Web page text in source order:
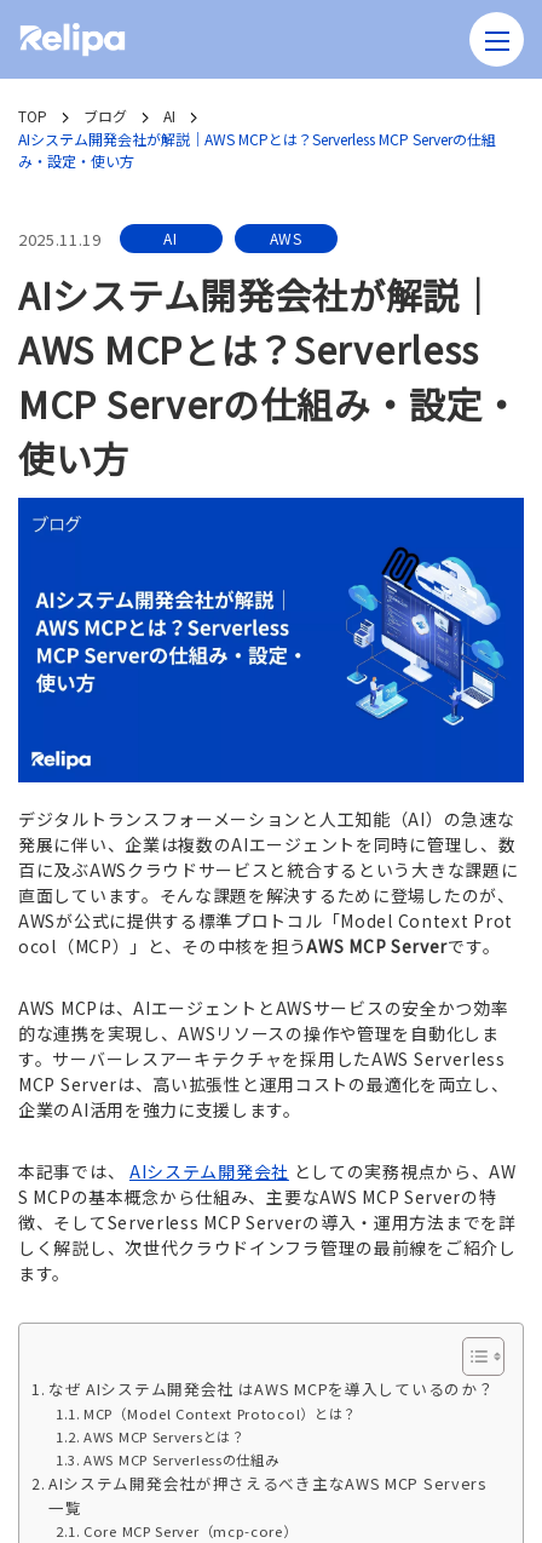
TOP ブログ
AI
AIシステム開発会社が解説｜AWS MCPとは？Serverless MCP Serverの仕組
み・設定・使い方
2025.11.19 AI AWS
AIシステム開発会社が解説｜
AWS MCPとは？Serverless
MCP Serverの仕組み・設定・
使い方
デジタルトランスフォーメーションと人工知能（AI）の急速な
発展に伴い、企業は複数のAIエージェントを同時に管理し、数
百に及ぶAWSクラウドサービスと統合するという大きな課題に
直面しています。そんな課題を解決するために登場したのが、
AWSが公式に提供する標準プロトコル「Model Context Prot
ocol（MCP）」と、その中核を担うAWS MCP Serverです。
AWS MCPは、AIエージェントとAWSサービスの安全かつ効率
的な連携を実現し、AWSリソースの操作や管理を自動化しま
す。サーバーレスアーキテクチャを採用したAWS Serverless
MCP Serverは、高い拡張性と運用コストの最適化を両立し、
企業のAI活用を強力に支援します。
本記事では、 AIシステム開発会社 としての実務視点から、AW
S MCPの基本概念から仕組み、主要なAWS MCP Serverの特
徴、そしてServerless MCP Serverの導入・運用方法までを詳
しく解説し、次世代クラウドインフラ管理の最前線をご紹介し
ます。
なぜ AIシステム開発会社 はAWS MCPを導入しているのか？
MCP（Model Context Protocol）とは？
AWS MCP Serversとは？
AWS MCP Serverlessの仕組み
AIシステム開発会社が押さえるべき主なAWS MCP Servers
一覧
Core MCP Server（mcp-core）